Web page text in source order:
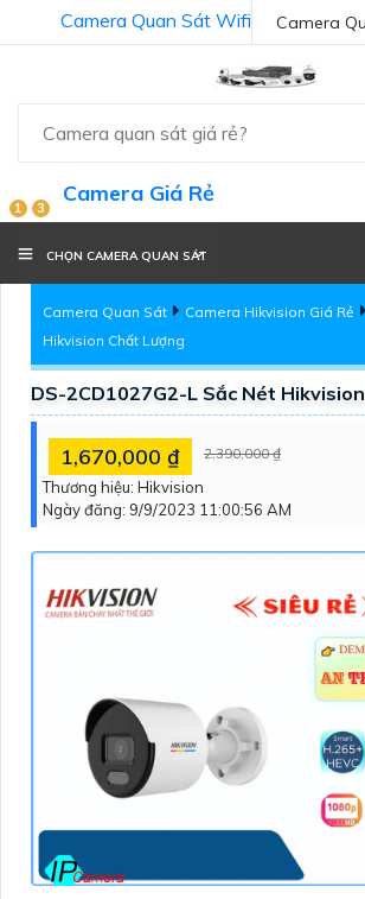
Camera
Camera Quan Sát Wifi
1 3
Camera Giá Rẻ
CHỌN CAMERA QUAN SÁT
Camera Quan Sát Camera Hikvision Giá Rẻ
Hikvision Chất Lượng
DS-2CD1027G2-L Sắc Nét Hikvision
1,670,000 ₫ 2,390,000 ₫
Thương hiệu: Hikvision
Ngày đăng: 9/9/2023 11:00:56 AM